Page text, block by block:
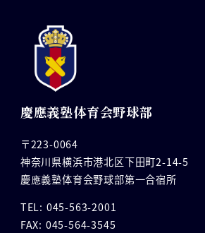
慶應義塾体育会野球部
〒223-0064
神奈川県横浜市港北区下田町2-14-5
慶應義塾体育会野球部第一合宿所
TEL: 045-563-2001
FAX: 045-564-3545